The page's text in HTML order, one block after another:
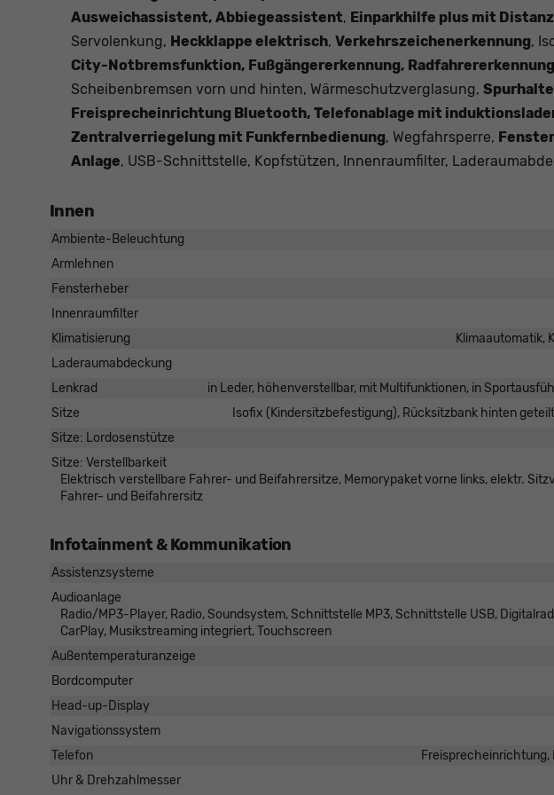
Ausweichassistent, Abbiegeassistent, Einparkhilfe plus mit
Servolenkung, Heckklappe elektrisch, Verkehrszeichenerkennung,
City-Notbremsfunktion, Fußgängererkennung,
Scheibenbremsen vorn und hinten, Wärmeschutzverglasung,
Freisprecheinrichtung Bluetooth, Telefonablage mit
Zentralverriegelung mit Funkfernbedienung, Wegfahrsperre,
Anlage, USB-Schnittstelle, Kopfstützen, Innenraumfilter,
Innen
Ambiente-Beleuchtung
Armlehnen
Fensterheber
Innenraumfilter
Klimatisierung
Klimaautomatik,
Laderaumabdeckung
Lenkrad
in Leder, höhenverstellbar, mit Multifunktionen, in
Sitze
Isofix (Kindersitzbefestigung), Rücksitzbank hinten
Sitze: Lordosenstütze
Sitze: Verstellbarkeit
Elektrisch verstellbare Fahrer- und Beifahrersitze, Memorypaket vorne links, elektr.
Fahrer- und Beifahrersitz
Infotainment & Kommunikation
Assistenzsysteme
Audioanlage
Radio/MP3-Player, Radio, Soundsystem, Schnittstelle MP3, Schnittstelle USB,
CarPlay, Musikstreaming integriert, Touchscreen
Außentemperaturanzeige
Bordcomputer
Head-up-Display
Navigationssystem
Telefon
Uhr & Drehzahlmesser